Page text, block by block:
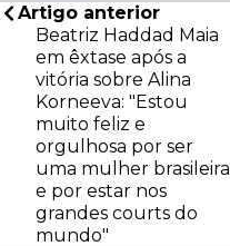
Artigo anterior
Beatriz Haddad Maia
em êxtase após a
vitória sobre Alina
Korneeva: "Estou
muito feliz e
orgulhosa por ser
uma mulher brasileira
e por estar nos
grandes courts do
mundo"